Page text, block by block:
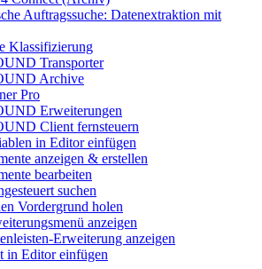
Auftragssuche: Datenextraktion mit
Klassifizierung
Transporter
Archive
Pro
Erweiterungen
Client fernsteuern
in Editor einfügen
anzeigen & erstellen
bearbeiten
suchen
Vordergrund holen
anzeigen
Erweiterung anzeigen
in Editor einfügen